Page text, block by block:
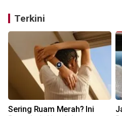
Terkini
Sering Ruam Merah? Ini